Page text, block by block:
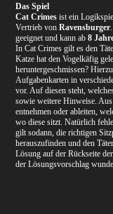
Das Spiel
Cat Crimes ist ein
Vertrieb vonRavensburger
geeignet und kann ab8
In Cat Crimes gilt es den
Katze hat den Vogelkäfig
heruntergeschmissen?
Aufgabenkarten in
vor. Auf diesen steht,
sowie weitere Hinweise.
entnehmen oder ableiten,
wo diese sitzt. Natürlich
gilt sodann, die richtigen
herauszufinden und den
Lösung auf der Rückseite
der Lösungsvorschlag